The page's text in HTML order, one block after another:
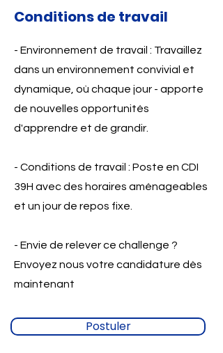
Conditions de travail
- Environnement de travail : Travaillez
dans un environnement convivial et
dynamique, où chaque jour - apporte
de nouvelles opportunités
d'apprendre et de grandir.
- Conditions de travail : Poste en CDI
39H avec des horaires aménageables
et un jour de repos fixe.
- Envie de relever ce challenge ?
Envoyez nous votre candidature dès
maintenant
Postuler